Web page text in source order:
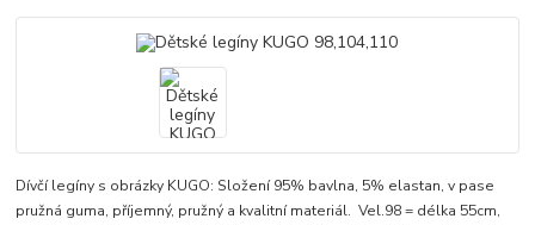
Dívčí legíny s obrázky KUGO: Složení 95% bavlna, 5% elastan, v pase
pružná guma, příjemný, pružný a kvalitní materiál. Vel.98 = délka 55cm,